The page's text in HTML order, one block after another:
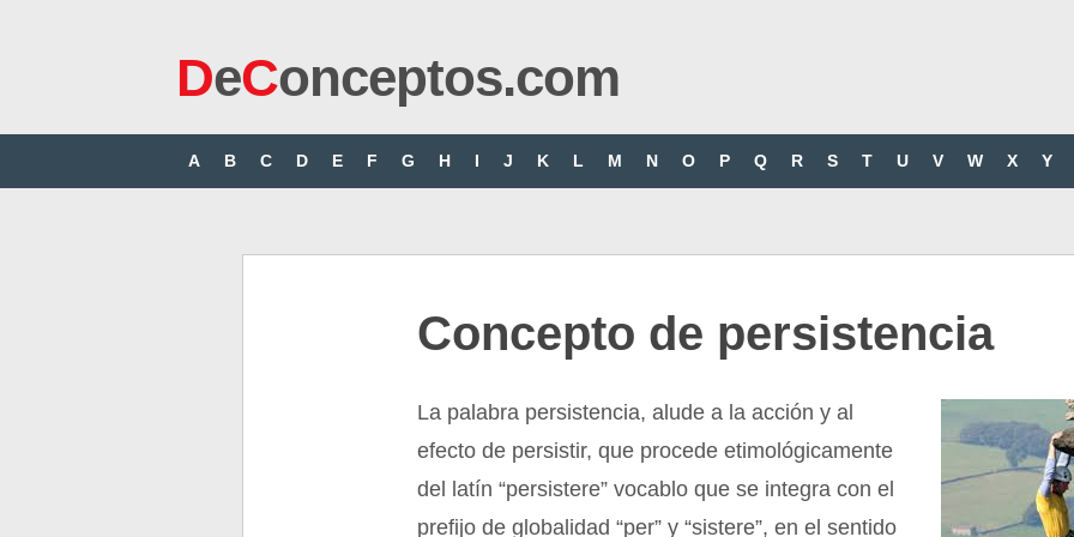
DeConceptos.com
A B C D E F G H I J K L M N O P Q R S T U V W X Y
Concepto de persistencia
La palabra persistencia, alude a la acción y al
efecto de persistir, que procede etimológicamente
del latín “persistere” vocablo que se integra con el
prefijo de globalidad “per” y “sistere”, en el sentido